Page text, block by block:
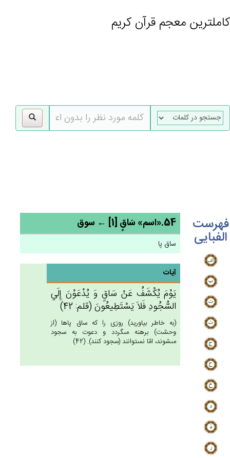
کاملترین معجم قرآن کریم
فهرست
الفبایی
54.«اسم» سَاق‌ٍ [1] ← سوق
ساق پا
آیات
يَوْم‌َ يُكْشَف‌ُ عَنْ‌ سَاق‌ٍ وَ يُدْعَوْن‌َ إِلَي‌
السُّجُودِ فَلاَ يَسْتَطِيعُون‌َ (قلم: 42)
(به خاطر بياوريد) روزى را كه ساق پاها (از
وحشت) برهنه مى‏گردد و دعوت به سجود
مى‏شوند، امّا نمى‏توانند (سجود كنند). (42)